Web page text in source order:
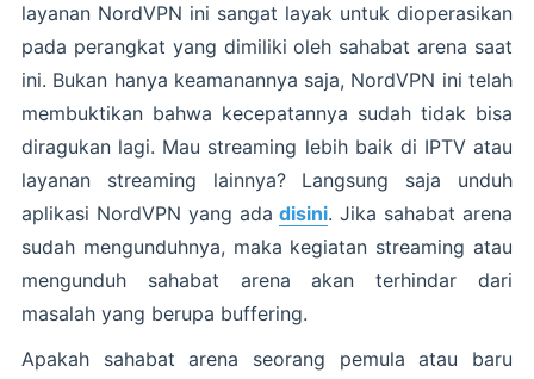
layanan NordVPN ini sangat layak untuk dioperasikan
pada perangkat yang dimiliki oleh sahabat arena saat
ini. Bukan hanya keamanannya saja, NordVPN ini telah
membuktikan bahwa kecepatannya sudah tidak bisa
diragukan lagi. Mau streaming lebih baik di IPTV atau
layanan streaming lainnya? Langsung saja unduh
aplikasi NordVPN yang adadisini. Jika sahabat arena
sudah mengunduhnya, maka kegiatan streaming atau
mengunduh sahabat arena akan terhindar dari
masalah yang berupa buffering.
Apakah sahabat arena seorang pemula atau baru